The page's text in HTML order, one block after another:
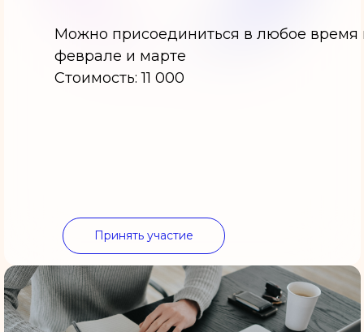
Можно присоединиться в любое время
феврале и марте
Стоимость: 11 000
Принять участие